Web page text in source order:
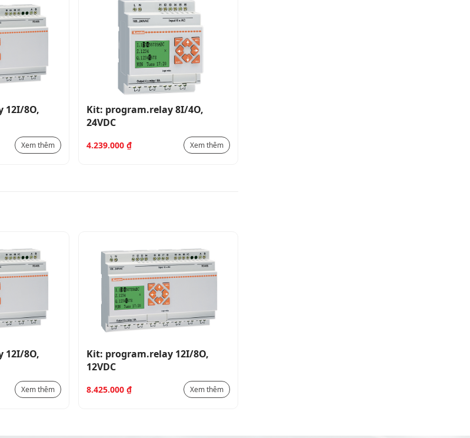
12I/8O,
Xem thêm
Kit: program.relay 8I/4O,
24VDC
4.239.000 ₫ Xem thêm
12I/8O,
Xem thêm
Kit: program.relay 12I/8O,
12VDC
8.425.000 ₫ Xem thêm